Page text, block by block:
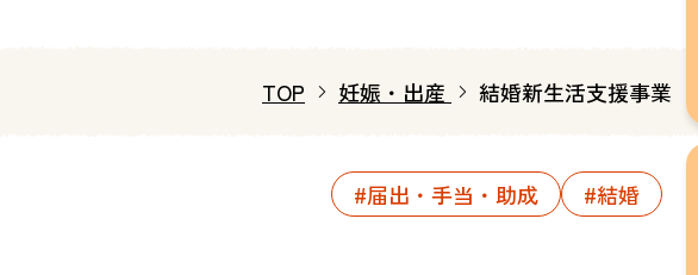
TOP 妊娠・出産 結婚新生活支援事業
#届出・手当・助成 #結婚